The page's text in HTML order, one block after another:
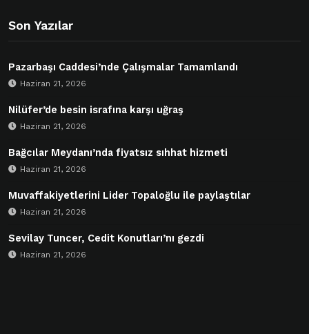
Son Yazılar
Pazarbaşı Caddesi’nde Çalışmalar Tamamlandı
Haziran 21, 2026
Nilüfer’de besin israfına karşı uğraş
Haziran 21, 2026
Bağcılar Meydanı’nda fiyatsız sıhhat hizmeti
Haziran 21, 2026
Muvaffakiyetlerini Lider Topaloğlu ile paylaştılar
Haziran 21, 2026
Sevilay Tuncer, Cedit Konutları’nı gezdi
Haziran 21, 2026